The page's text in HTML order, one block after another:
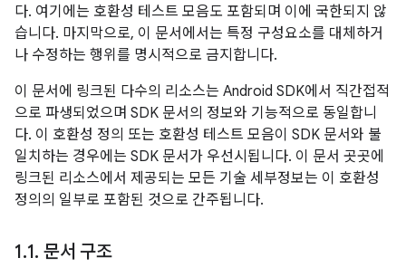
다. 여기에는 호환성 테스트 모음도 포함되며 이에 국한되지 않
습니다. 마지막으로, 이 문서에서는 특정 구성요소를 대체하거
나 수정하는 행위를 명시적으로 금지합니다.
이 문서에 링크된 다수의 리소스는 Android SDK에서 직간접적
으로 파생되었으며 SDK 문서의 정보와 기능적으로 동일합니
다. 이 호환성 정의 또는 호환성 테스트 모음이 SDK 문서와 불
일치하는 경우에는 SDK 문서가 우선시됩니다. 이 문서 곳곳에
링크된 리소스에서 제공되는 모든 기술 세부정보는 이 호환성
정의의 일부로 포함된 것으로 간주됩니다.
1.1. 문서 구조